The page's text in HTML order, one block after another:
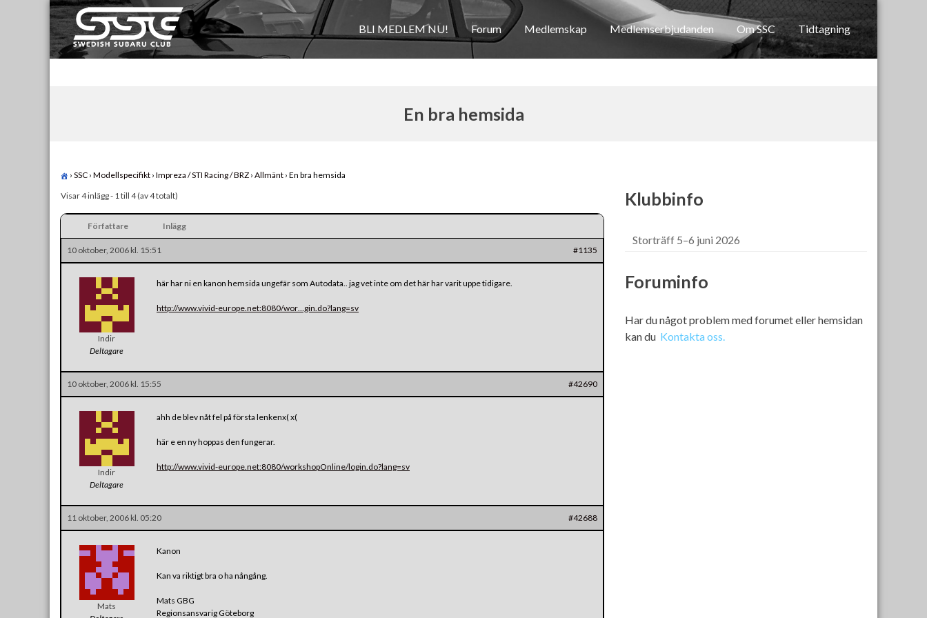
Skip
to
content
Swedish Subaru Club
För oss som älskar Subaru!
BLI MEDLEM NU! Forum Medlemskap Medlemserbjudanden Om SSC Tidtagning
En bra hemsida
› SSC › Modellspecifikt › Impreza / STI Racing / BRZ › Allmänt › En bra hemsida
Visar 4 inlägg - 1 till 4 (av 4 totalt)
Författare Inlägg
10 oktober, 2006 kl. 15:51 #1135
Indir
Deltagare
här har ni en kanon hemsida ungefär som Autodata.. jag vet inte om det här har varit uppe tidigare.
http://www.vivid-europe.net:8080/wor…gin.do?lang=sv
10 oktober, 2006 kl. 15:55 #42690
Indir
Deltagare
ahh de blev nåt fel på första lenkenx( x(
här e en ny hoppas den fungerar.
http://www.vivid-europe.net:8080/workshopOnline/login.do?lang=sv
11 oktober, 2006 kl. 05:20 #42688
Mats
Kanon
Kan va riktigt bra o ha nångång.
Mats GBG
Regionsansvarig Göteborg
Klubbinfo
Storträff 5–6 juni 2026
Foruminfo
Har du något problem med forumet eller hemsidan
kan du Kontakta oss.